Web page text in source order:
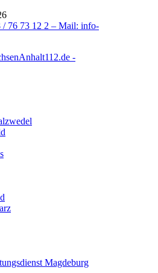
/ 76 73 12 2 – Mail: info-
-
Magdeburg